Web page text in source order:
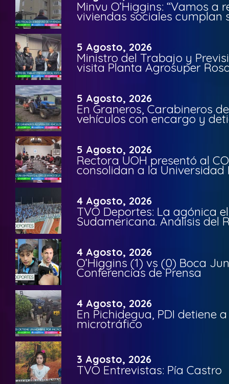
Minvu O’Higgins: “Vamos a
viviendas sociales cumplan
5 Agosto, 2026
Ministro del Trabajo y
visita Planta Agrosuper
5 Agosto, 2026
En Graneros, Carabineros
vehículos con encargo y
5 Agosto, 2026
Rectora UOH presentó al
consolidan a la Universidad
4 Agosto, 2026
TVO Deportes: La agónica
Sudamericana. Análisis del
4 Agosto, 2026
O’Higgins (1) vs (0) Boca
Conferencias de Prensa
4 Agosto, 2026
En Pichidegua, PDI detiene
microtráfico
3 Agosto, 2026
TVO Entrevistas: Pía Castro